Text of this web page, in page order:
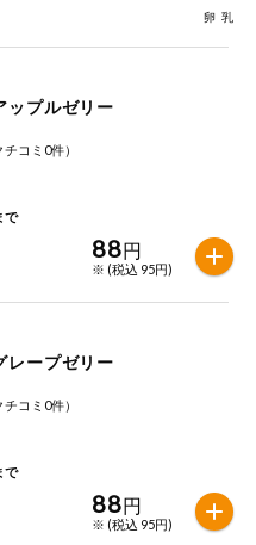
ト
報のため、ご使用前には
認ください。
引先から情報提供のあった
卵 乳
ップルゼリー
チコミ0件）
で
88円
※ (税込 95円)
レープゼリー
チコミ0件）
で
88円
※ (税込 95円)